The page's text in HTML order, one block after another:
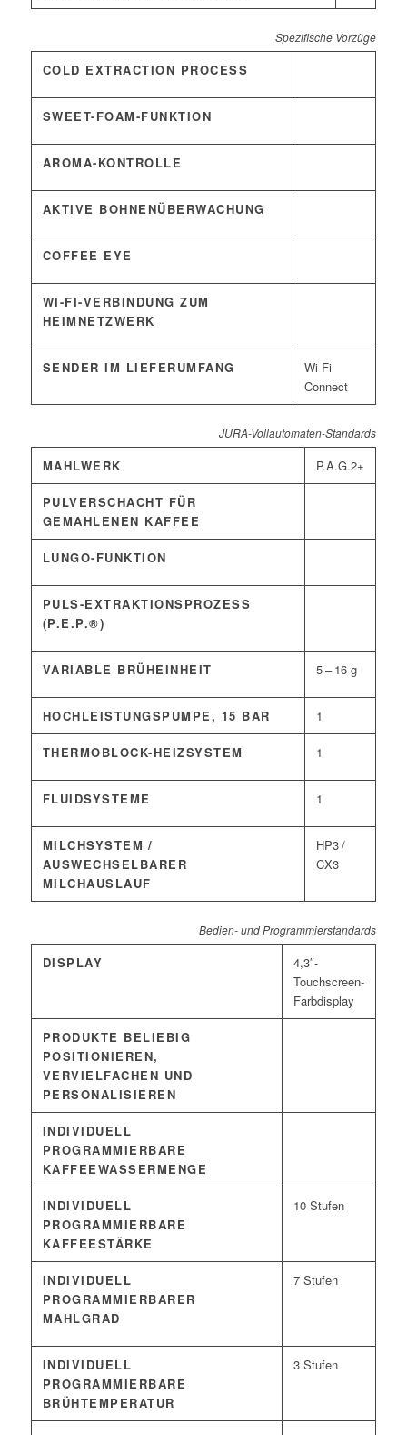
Spezifische Vorzüge
COLD EXTRACTION PROCESS
SWEET-FOAM-FUNKTION
AROMA-KONTROLLE
AKTIVE BOHNENÜBERWACHUNG
COFFEE EYE
WI-FI-VERBINDUNG ZUM
HEIMNETZWERK
SENDER IM LIEFERUMFANG
Wi-Fi
Connect
JURA-Vollautomaten-Standards
MAHLWERK P.A.G.2+
PULVERSCHACHT FÜR
GEMAHLENEN KAFFEE
LUNGO-FUNKTION
PULS-EXTRAKTIONSPROZESS
(P.E.P.®)
VARIABLE BRÜHEINHEIT 5 – 16 g
HOCHLEISTUNGSPUMPE, 15 BAR 1
THERMOBLOCK-HEIZSYSTEM 1
FLUIDSYSTEME 1
MILCHSYSTEM /
AUSWECHSELBARER
MILCHAUSLAUF
HP3 /
CX3
Bedien- und Programmierstandards
DISPLAY
4,3″-
Touchscreen-
Farbdisplay
PRODUKTE BELIEBIG
POSITIONIEREN,
VERVIELFACHEN UND
PERSONALISIEREN
INDIVIDUELL
PROGRAMMIERBARE
KAFFEEWASSERMENGE
INDIVIDUELL
PROGRAMMIERBARE
KAFFEESTÄRKE
10 Stufen
INDIVIDUELL
PROGRAMMIERBARER
MAHLGRAD
7 Stufen
INDIVIDUELL
PROGRAMMIERBARE
BRÜHTEMPERATUR
3 Stufen